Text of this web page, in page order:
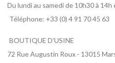
Du lundi au samedi de 10h30 à
Téléphone: +33 (0) 4 91 70 45 63
BOUTIQUE D’USINE
72 Rue Augustin Roux - 13015